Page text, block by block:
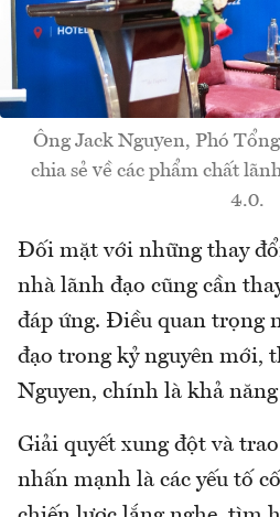
Ông Jack Nguyen, Phó
chia sẻ về các phẩm chất
4.0.
Đối mặt với những thay
nhà lãnh đạo cũng cần
đáp ứng. Điều quan trọng
đạo trong kỷ nguyên mới,
Nguyen, chính là khả
Giải quyết xung đột và
nhấn mạnh là các yếu tố